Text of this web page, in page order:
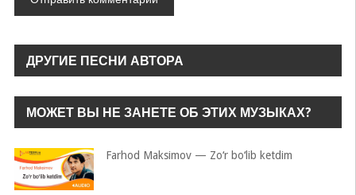
ДРУГИЕ ПЕСНИ АВТОРА
МОЖЕТ ВЫ НЕ ЗАНЕТЕ ОБ ЭТИХ МУЗЫКАХ?
Farhod Maksimov — Zo‘r bo‘lib ketdim